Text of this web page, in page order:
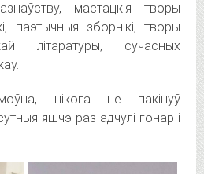
мастацкія творы
паэтычныя зборнікі, творы
літаратуры, сучасных
нікога не пакінуў
яшчэ раз адчулі гонар і